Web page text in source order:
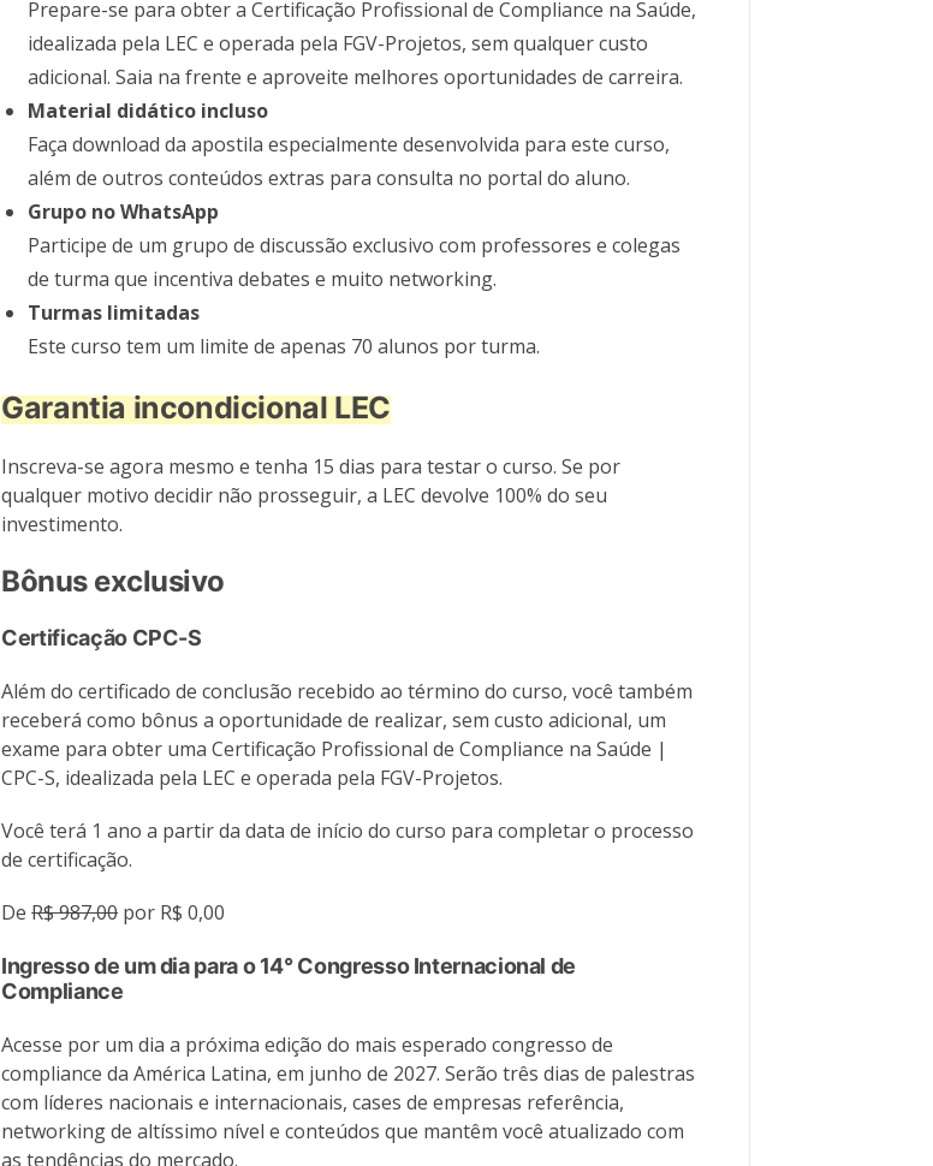
Prepare-se para obter a Certificação Profissional de Compliance na Saúde,
idealizada pela LEC e operada pela FGV-Projetos, sem qualquer custo
adicional. Saia na frente e aproveite melhores oportunidades de carreira.
Material didático incluso
Faça download da apostila especialmente desenvolvida para este curso,
além de outros conteúdos extras para consulta no portal do aluno.
Grupo no WhatsApp
Participe de um grupo de discussão exclusivo com professores e colegas
de turma que incentiva debates e muito networking.
Turmas limitadas
Este curso tem um limite de apenas 70 alunos por turma.
Garantia incondicional LEC
Inscreva-se agora mesmo e tenha 15 dias para testar o curso. Se por
qualquer motivo decidir não prosseguir, a LEC devolve 100% do seu
investimento.
Bônus exclusivo
Certificação CPC-S
Além do certificado de conclusão recebido ao término do curso, você também
receberá como bônus a oportunidade de realizar, sem custo adicional, um
exame para obter uma Certificação Profissional de Compliance na Saúde |
CPC-S, idealizada pela LEC e operada pela FGV-Projetos.
Você terá 1 ano a partir da data de início do curso para completar o processo
de certificação.
DeR$ 987,00por R$ 0,00
Ingresso de um dia para o 14° Congresso Internacional de
Compliance
Acesse por um dia a próxima edição do mais esperado congresso de
compliance da América Latina, em junho de 2027. Serão três dias de palestras
com líderes nacionais e internacionais, cases de empresas referência,
networking de altíssimo nível e conteúdos que mantêm você atualizado com
as tendências do mercado.